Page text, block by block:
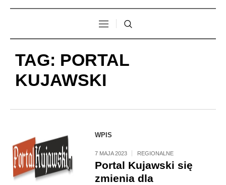
TAG: PORTAL
KUJAWSKI
WPIS
7 MAJA 2023 REGIONALNE
Portal Kujawski się
zmienia dla